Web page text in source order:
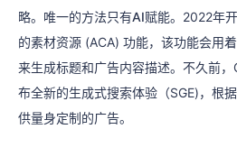
略。 唯一的方法只有AI赋能。 2022年
的素材资源 (ACA) 功能，该功能会用
来生成标题和广告内容描述。不久前
布全新的生成式搜索体验（SGE)，根
供量身定制的广告。